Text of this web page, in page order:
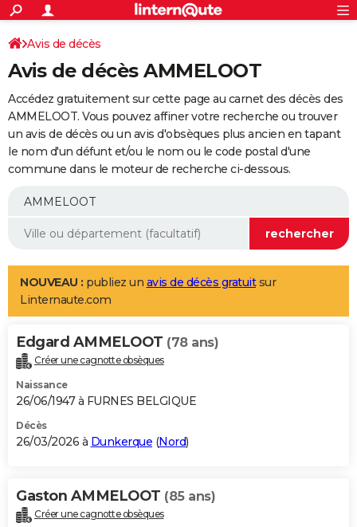
ACTUALITÉS
Politique
Société
Faits Divers
Education
Monde
Villes
+
SPORT
Coupe du monde 2026
Football
Tennis
Cyclisme
Rugby
Forum
Programme TV
TNT
Streaming
Cinéma
Sorties cinéma
Musique
+
FINANCE
Impôts
Immobilier
Risques naturels par ville
Banque
Assurance
Crédit
AUTO
Essais
Réserver un essai
Citadines
Berlines
SUV
Forum auto
+
Mobiles
Meilleur smartphone
Internet
Ordinateurs
Jeux vidéo
Guide high-tech
Aménagement intérieur
LIFESTYLE
Art de vivre
Bien-être
Loisirs
Mode
Modes de vie
Alimentation
Guide de la santé
Maladies
Médicaments
Sommeil
VOYAGE
Destinations
City break
Voyage nature
Voyage de noces
Forum
Climat
+PHOTO
GUIDES D'ACHAT
BONS PLANS
Carte de Noël
Carte Bonne année
Carte Saint-Valentin
Carte Pâques
Carte d'anniversaire
DICTIONNAIRE
Avis de décès
Avis de décès AMMELOOT
Accédez gratuitement sur cette page au carnet des décès des
AMMELOOT. Vous pouvez affiner votre recherche ou trouver
un avis de décès ou un avis d'obsèques plus ancien en tapant
le nom d'un défunt et/ou le nom ou le code postal d'une
commune dans le moteur de recherche ci-dessous.
NOUVEAU : publiez un avis de décès gratuitsur
Linternaute.com
Edgard AMMELOOT (78 ans)
Créer une cagnotte obsèques
Naissance
26/06/1947 à FURNES BELGIQUE
Décès
26/03/2026 à Dunkerque (Nord)
Gaston AMMELOOT (85 ans)
Créer une cagnotte obsèques